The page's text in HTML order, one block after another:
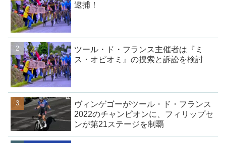
逮捕！
ツール・ド・フランス主催者は『ミ
ス・オピオミ』の捜索と訴訟を検討
ヴィンゲゴーがツール・ド・フランス
2022のチャンピオンに、フィリップセ
ンが第21ステージを制覇